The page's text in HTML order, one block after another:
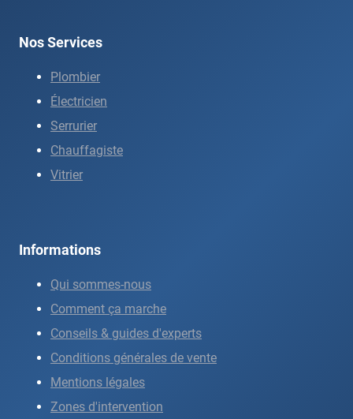
Nos Services
Plombier
Électricien
Serrurier
Chauffagiste
Vitrier
Informations
Qui sommes-nous
Comment ça marche
Conseils & guides d'experts
Conditions générales de vente
Mentions légales
Zones d'intervention